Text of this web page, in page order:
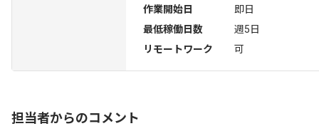
作業開始日
即日
最低稼働日数
週5日
リモートワーク
可
担当者からのコメント